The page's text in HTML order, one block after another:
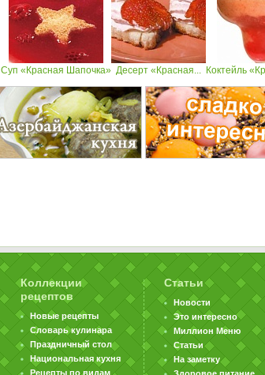
Суп «Красная Шапочка» Десерт «Красная... Коктейль
Коллекции
рецептов
Новые рецепты
Словарь кулинара
Праздничный стол
Национальная кухня
Рецепты по видам
Статьи
Новости
Это интересно
Миллион Меню
Статьи
На заметку